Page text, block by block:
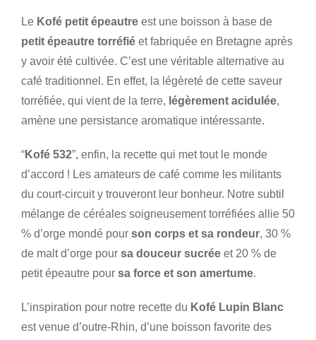
Le Kofé petit épeautre est une boisson à base de
petit épeautre torréfié et fabriquée en Bretagne après
y avoir été cultivée. C’est une véritable alternative au
café traditionnel. En effet, la légèreté de cette saveur
torréfiée, qui vient de la terre, légèrement acidulée,
amène une persistance aromatique intéressante.
“Kofé 532”, enfin, la recette qui met tout le monde
d’accord ! Les amateurs de café comme les militants
du court-circuit y trouveront leur bonheur. Notre subtil
mélange de céréales soigneusement torréfiées allie 50
% d’orge mondé pour son corps et sa rondeur, 30 %
de malt d’orge pour sa douceur sucrée et 20 % de
petit épeautre pour sa force et son amertume.
L’inspiration pour notre recette du Kofé Lupin Blanc
est venue d’outre-Rhin, d’une boisson favorite des